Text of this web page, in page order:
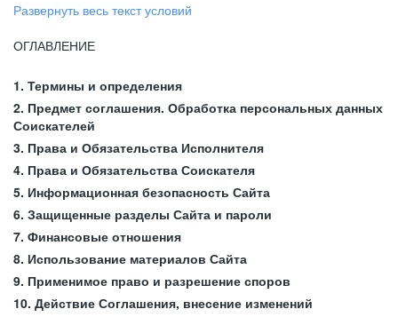
Развернуть весь текст условий
ОГЛАВЛЕНИЕ
1. Термины и определения
2. Предмет соглашения. Обработка персональных данных
Соискателей
3. Права и Обязательства Исполнителя
4. Права и Обязательства Соискателя
5. Информационная безопасность Сайта
6. Защищенные разделы Сайта и пароли
7. Финансовые отношения
8. Использование материалов Сайта
9. Применимое право и разрешение споров
10. Действие Соглашения, внесение изменений